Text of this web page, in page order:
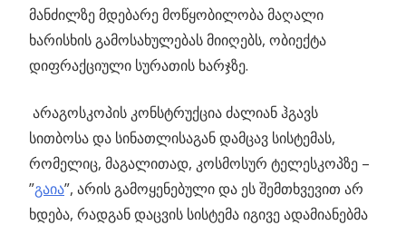
მანძილზე მდებარე მოწყობილობა მაღალი
ხარისხის გამოსახულებას მიიღებს, ობიექტა
დიფრაქციული სურათის ხარჯზე.
არაგოსკოპის კონსტრუქცია ძალიან ჰგავს
სითბოსა და სინათლისაგან დამცავ სისტემას,
რომელიც, მაგალითად, კოსმოსურ ტელესკოპზე –
”გაია”, არის გამოყენებული და ეს შემთხვევით არ
ხდება, რადგან დაცვის სისტემა იგივე ადამიანებმა